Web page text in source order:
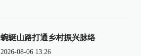
蜿蜒山路打通乡村振兴脉络
2026-08-06 13:26